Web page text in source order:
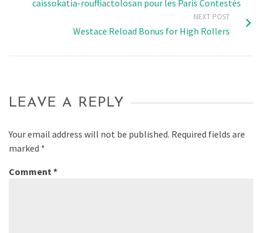
caissokatia-rouffiactolosan pour les Paris Contestés
NEXT POST
Westace Reload Bonus for High Rollers
LEAVE A REPLY
Your email address will not be published. Required fields are
marked *
Comment *